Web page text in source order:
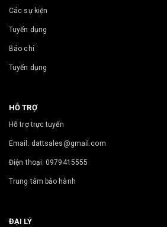
Các sự kiện
Tuyển dụng
Báo chí
Tuyển dụng
HỖ TRỢ
Hỗ trợ trực tuyến
Email: dattsales@gmail.com
Điện thoại: 0979415555
Trung tâm bảo hành
ĐẠI LÝ